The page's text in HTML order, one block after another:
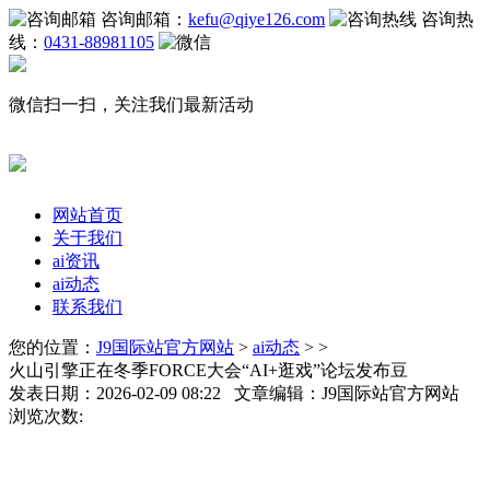
咨询邮箱： kefu@qiye126.com
咨询热
线： 0431-88981105
微信扫一扫，关注我们最新活动
网站首页
关于我们
ai资讯
ai动态
联系我们
您的位置： J9国际站官方网站 > ai动态 > >
火山引擎正在冬季FORCE大会“AI+逛戏”论坛发布豆
发表日期：2026-02-09 08:22 文章编辑：J9国际站官方网站
浏览次数: